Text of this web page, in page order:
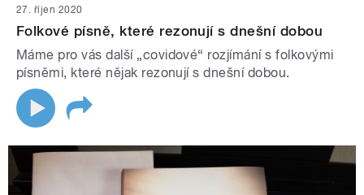
27. říjen 2020
Folkové písně, které rezonují s dnešní dobou
Máme pro vás další „covidové“ rozjímání s folkovými
písněmi, které nějak rezonují s dnešní dobou.